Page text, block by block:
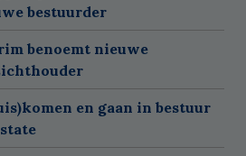
bestuurder
benoemt nieuwe
en gaan in bestuur